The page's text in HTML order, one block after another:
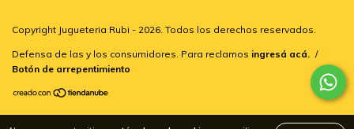
Copyright Jugueteria Rubi - 2026. Todos los derechos reservados.
Defensa de las y los consumidores. Para reclamos ingresá acá. /
Botón de arrepentimiento